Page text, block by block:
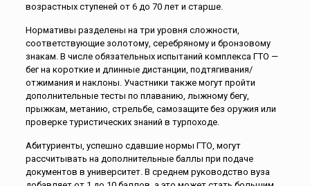
возрастных ступеней от 6 до 70 лет и старше.
Нормативы разделены на три уровня сложности,
соответствующие золотому, серебряному и бронзовому
знакам. В числе обязательных испытаний комплекса ГТО —
бег на короткие и длинные дистанции, подтягивания/
отжимания и наклоны. Участники также могут пройти
дополнительные тесты по плаванию, лыжному бегу,
прыжкам, метанию, стрельбе, самозащите без оружия или
проверке туристических знаний в турпоходе.
Абитуриенты, успешно сдавшие нормы ГТО, могут
рассчитывать на дополнительные баллы при подаче
документов в университет. В среднем руководство вуза